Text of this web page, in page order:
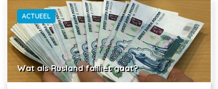
ACTUEEL
Wat als Rusland failliet gaat?